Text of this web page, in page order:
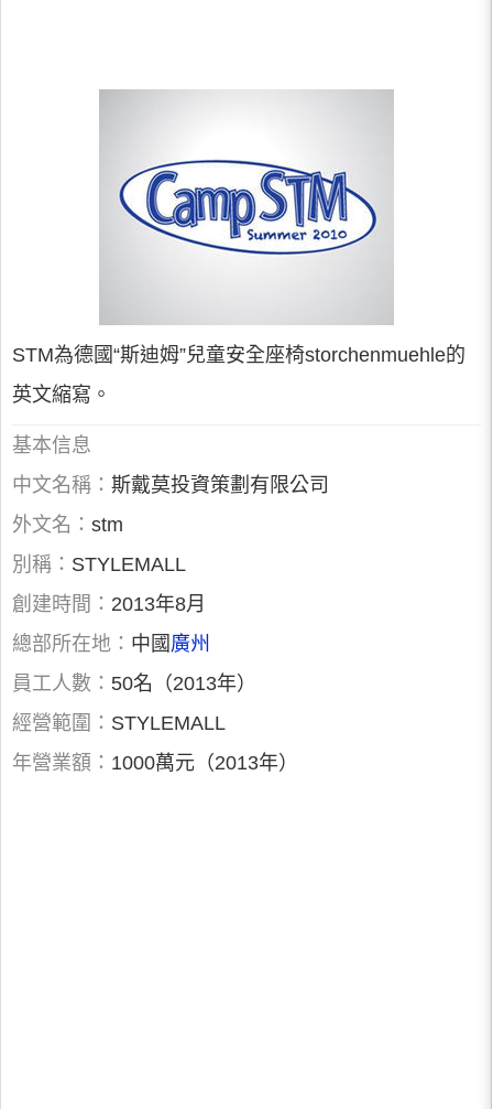
STM為德國“斯迪姆”兒童安全座椅storchenmuehle的
英文縮寫。
基本信息
中文名稱： 斯戴莫投資策劃有限公司
外文名： stm
別稱： STYLEMALL
創建時間： 2013年8月
總部所在地： 中國 廣州
員工人數： 50名（2013年）
經營範圍： STYLEMALL
年營業額： 1000萬元（2013年）